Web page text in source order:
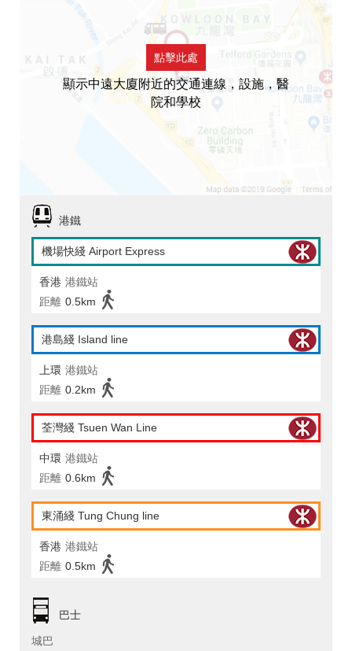
點擊此處
顯示中遠大廈附近的交通連線，設施，醫
院和學校
港鐵
機場快綫 Airport Express
香港 港鐵站
距離 0.5km
港島綫 Island line
上環 港鐵站
距離 0.2km
荃灣綫 Tsuen Wan Line
中環 港鐵站
距離 0.6km
東涌綫 Tung Chung line
香港 港鐵站
距離 0.5km
巴士
城巴